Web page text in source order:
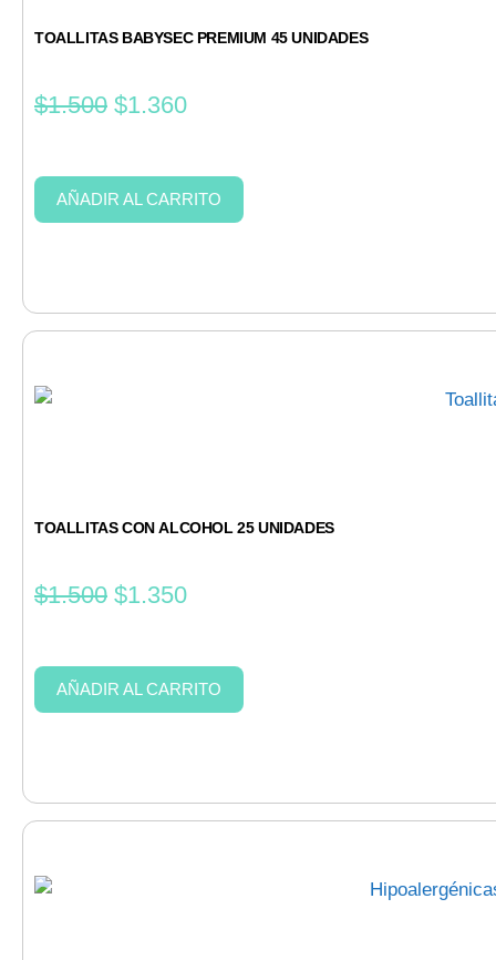
TOALLITAS BABYSEC PREMIUM 45 UNIDADES
$1.500 $1.360
AÑADIR AL CARRITO
TOALLITAS CON ALCOHOL 25 UNIDADES
$1.500 $1.350
AÑADIR AL CARRITO